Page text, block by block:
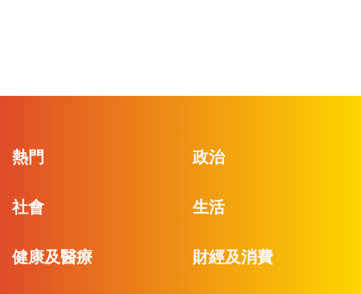
熱門 政治
社會 生活
健康及醫療 財經及消費